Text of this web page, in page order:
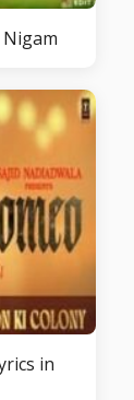
Nigam
in